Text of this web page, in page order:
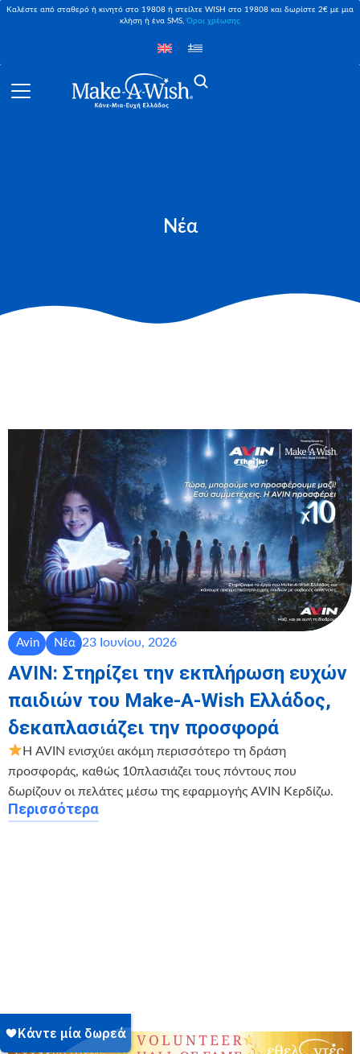
Καλέστε από σταθερό ή κινητό στο 19808 ή στείλτε WISH στο 19808 και δωρίστε 2€ με μια
κλήση ή ένα SMS,Όροι χρέωσης
Νέα
Avin Νέα 23 Ιουνίου, 2026
AVIN: Στηρίζει την εκπλήρωση ευχών
παιδιών του Make-A-Wish Ελλάδος,
δεκαπλασιάζει την προσφορά
Η AVIN ενισχύει ακόμη περισσότερο τη δράση
προσφοράς, καθώς 10πλασιάζει τους πόντους που
δωρίζουν οι πελάτες μέσω της εφαρμογής AVIN Κερδίζω.
Περισσότερα